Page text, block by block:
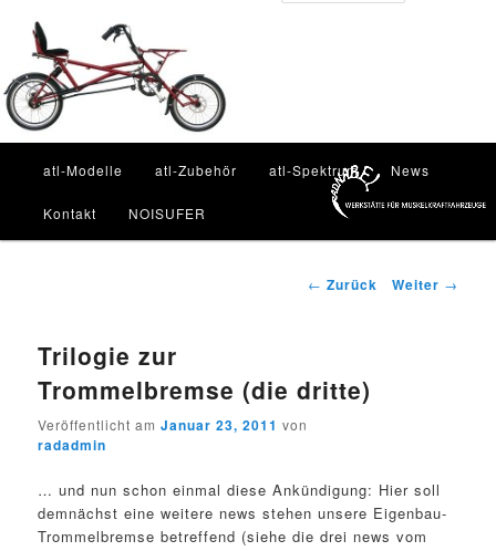
Inhalt
wechseln
atl-Modelle atl-Zubehör atl-Spektrum News
Kontakt NOISUFER
Beitragsnavigation
← Zurück Weiter →
Trilogie zur
Trommelbremse (die dritte)
Veröffentlicht amJanuar 23, 2011 von
radadmin
… und nun schon einmal diese Ankündigung: Hier soll
demnächst eine weitere news stehen unsere Eigenbau-
Trommelbremse betreffend (siehe die drei news vom